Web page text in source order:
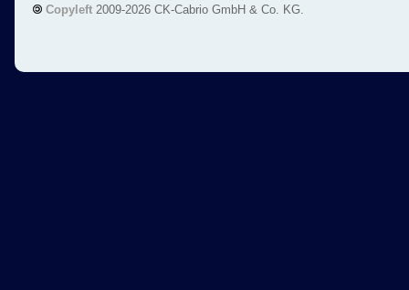
Copyleft 2009-2026 CK-Cabrio GmbH & Co. KG.